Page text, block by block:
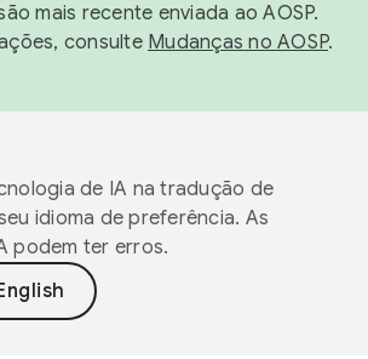
mais recente enviada ao AOSP.
consulte Mudanças no AOSP.
de IA na tradução de
idioma de preferência. As
podem ter erros.